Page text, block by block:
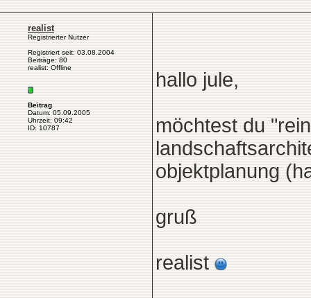
realist
Registrierter Nutzer
Registriert seit: 03.08.2004
Beiträge: 80
realist: Offline
Beitrag
Datum: 05.09.2005
Uhrzeit: 09:42
ID: 10787
hallo jule,
möchtest du
objektplanung
gruß
realist